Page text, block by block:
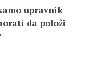
upravnik
da položi